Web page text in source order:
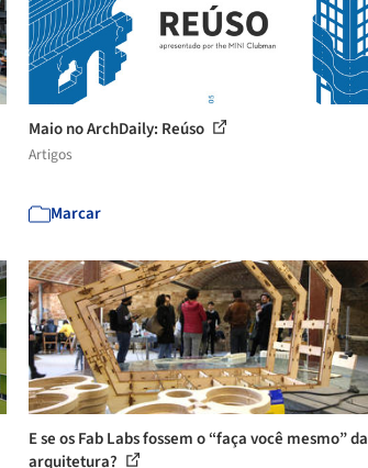
Maio no ArchDaily: Reúso
Artigos
Marcar
E se os Fab Labs fossem o “faça você mesmo” da
arquitetura?